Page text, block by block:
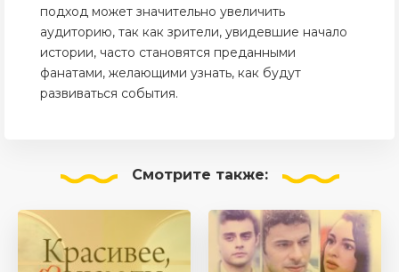
подход может значительно увеличить
аудиторию, так как зрители, увидевшие начало
истории, часто становятся преданными
фанатами, желающими узнать, как будут
развиваться события.
Смотрите также: